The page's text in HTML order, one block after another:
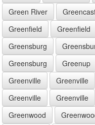
Green River
Greenfield
Greenfield
Greensburg
Greensburg
Greenup
Greenville
Greenville
Greenville
Greenville
Greenwood